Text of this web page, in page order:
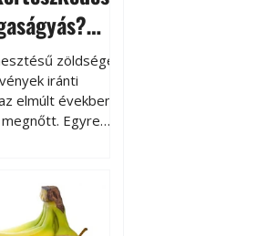
zöldségek
iránti
elmúlt években
Egyre
sokak számára
és feltöltődést